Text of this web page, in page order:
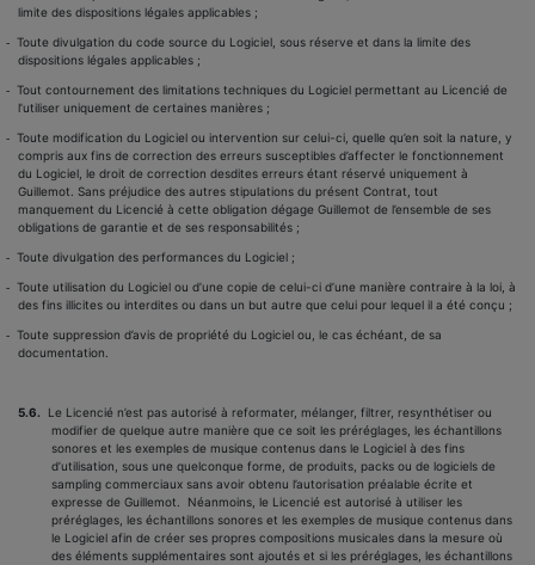
limite des dispositions légales applicables ;
- Toute divulgation du code source du Logiciel, sous réserve et dans la limite des
dispositions légales applicables ;
- Tout contournement des limitations techniques du Logiciel permettant au Licencié de
l’utiliser uniquement de certaines manières ;
- Toute modification du Logiciel ou intervention sur celui-ci, quelle qu’en soit la nature, y
compris aux fins de correction des erreurs susceptibles d’affecter le fonctionnement
du Logiciel, le droit de correction desdites erreurs étant réservé uniquement à
Guillemot. Sans préjudice des autres stipulations du présent Contrat, tout
manquement du Licencié à cette obligation dégage Guillemot de l’ensemble de ses
obligations de garantie et de ses responsabilités ;
- Toute divulgation des performances du Logiciel ;
- Toute utilisation du Logiciel ou d’une copie de celui-ci d’une manière contraire à la loi, à
des fins illicites ou interdites ou dans un but autre que celui pour lequel il a été conçu ;
- Toute suppression d’avis de propriété du Logiciel ou, le cas échéant, de sa
documentation.
5.6.
Le Licencié n’est pas autorisé à reformater, mélanger, filtrer, resynthétiser ou
modifier de quelque autre manière que ce soit les préréglages, les échantillons
sonores et les exemples de musique contenus dans le Logiciel à des fins
d’utilisation, sous une quelconque forme, de produits, packs ou de logiciels de
sampling commerciaux sans avoir obtenu l’autorisation préalable écrite et
expresse de Guillemot. Néanmoins, le Licencié est autorisé à utiliser les
préréglages, les échantillons sonores et les exemples de musique contenus dans
le Logiciel afin de créer ses propres compositions musicales dans la mesure où
des éléments supplémentaires sont ajoutés et si les préréglages, les échantillons